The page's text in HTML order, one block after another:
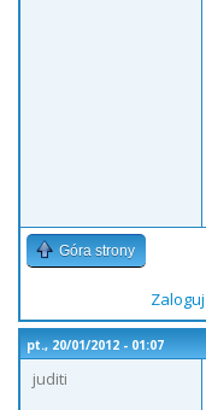
Góra strony
pt., 20/01/2012 - 01:07
juditi